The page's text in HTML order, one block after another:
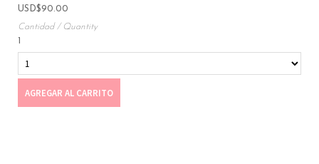
USD$90.00
AGREGAR AL CARRITO